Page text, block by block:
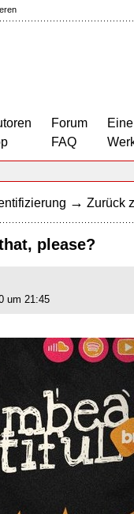
Forum
FAQ
→ Zurück
please?
um 21:45